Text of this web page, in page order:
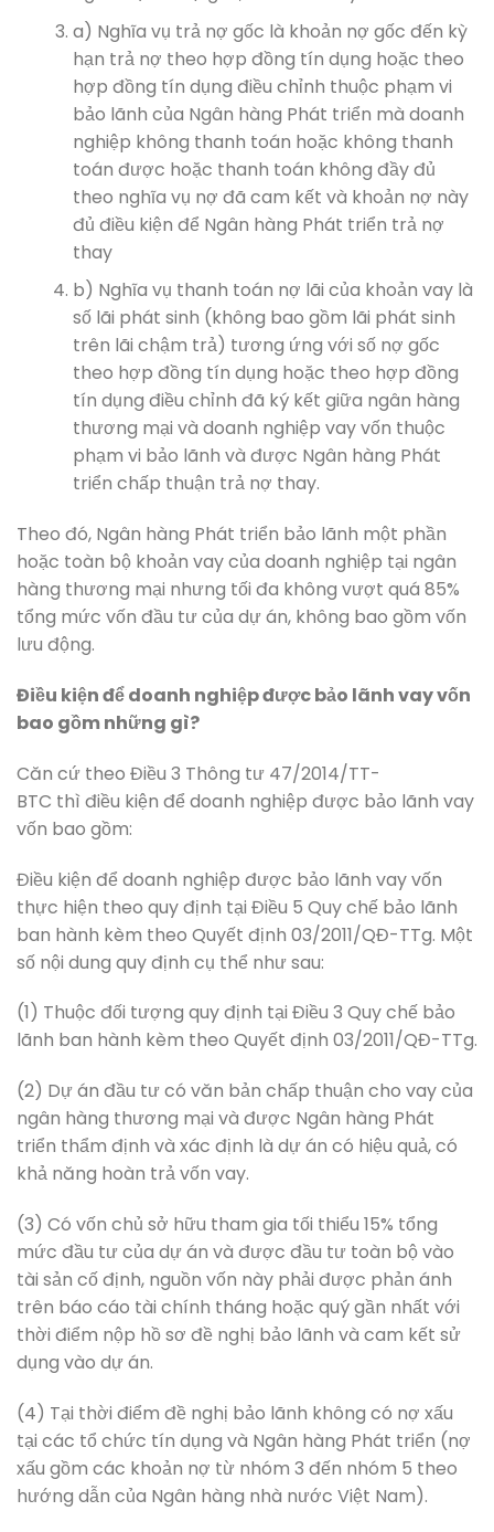
a) Nghĩa vụ trả nợ gốc là khoản nợ gốc đến kỳ
hạn trả nợ theo hợp đồng tín dụng hoặc theo
hợp đồng tín dụng điều chỉnh thuộc phạm vi
bảo lãnh của Ngân hàng Phát triển mà doanh
nghiệp không thanh toán hoặc không thanh
toán được hoặc thanh toán không đầy đủ
theo nghĩa vụ nợ đã cam kết và khoản nợ này
đủ điều kiện để Ngân hàng Phát triển trả nợ
thay
b) Nghĩa vụ thanh toán nợ lãi của khoản vay là
số lãi phát sinh (không bao gồm lãi phát sinh
trên lãi chậm trả) tương ứng với số nợ gốc
theo hợp đồng tín dụng hoặc theo hợp đồng
tín dụng điều chỉnh đã ký kết giữa ngân hàng
thương mại và doanh nghiệp vay vốn thuộc
phạm vi bảo lãnh và được Ngân hàng Phát
triển chấp thuận trả nợ thay.
Theo đó, Ngân hàng Phát triển bảo lãnh một phần
hoặc toàn bộ khoản vay của doanh nghiệp tại ngân
hàng thương mại nhưng tối đa không vượt quá 85%
tổng mức vốn đầu tư của dự án, không bao gồm vốn
lưu động.
Điều kiện để doanh nghiệp được bảo lãnh vay vốn
bao gồm những gì?
Căn cứ theo Điều 3 Thông tư 47/2014/TT-
BTC thì điều kiện để doanh nghiệp được bảo lãnh vay
vốn bao gồm:
Điều kiện để doanh nghiệp được bảo lãnh vay vốn
thực hiện theo quy định tại Điều 5 Quy chế bảo lãnh
ban hành kèm theo Quyết định 03/2011/QĐ-TTg. Một
số nội dung quy định cụ thể như sau:
(1) Thuộc đối tượng quy định tại Điều 3 Quy chế bảo
lãnh ban hành kèm theo Quyết định 03/2011/QĐ-TTg.
(2) Dự án đầu tư có văn bản chấp thuận cho vay của
ngân hàng thương mại và được Ngân hàng Phát
triển thẩm định và xác định là dự án có hiệu quả, có
khả năng hoàn trả vốn vay.
(3) Có vốn chủ sở hữu tham gia tối thiểu 15% tổng
mức đầu tư của dự án và được đầu tư toàn bộ vào
tài sản cố định, nguồn vốn này phải được phản ánh
trên báo cáo tài chính tháng hoặc quý gần nhất với
thời điểm nộp hồ sơ đề nghị bảo lãnh và cam kết sử
dụng vào dự án.
(4) Tại thời điểm đề nghị bảo lãnh không có nợ xấu
tại các tổ chức tín dụng và Ngân hàng Phát triển (nợ
xấu gồm các khoản nợ từ nhóm 3 đến nhóm 5 theo
hướng dẫn của Ngân hàng nhà nước Việt Nam).